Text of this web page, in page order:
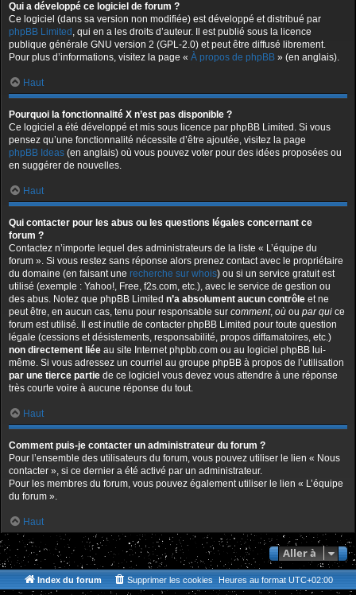
Qui a développé ce logiciel de forum ?
Ce logiciel (dans sa version non modifiée) est développé et distribué par
phpBB Limited , qui en a les droits d’auteur. Il est publié sous la licence
publique générale GNU version 2 (GPL-2.0) et peut être diffusé librement.
Pour plus d’informations, visitez la page « À propos de phpBB » (en anglais).
Haut
Pourquoi la fonctionnalité X n’est pas disponible ?
Ce logiciel a été développé et mis sous licence par phpBB Limited. Si vous
pensez qu’une fonctionnalité nécessite d’être ajoutée, visitez la page
phpBB Ideas (en anglais) où vous pouvez voter pour des idées proposées ou
en suggérer de nouvelles.
Haut
Qui contacter pour les abus ou les questions légales concernant ce
forum ?
Contactez n’importe lequel des administrateurs de la liste « L’équipe du
forum ». Si vous restez sans réponse alors prenez contact avec le propriétaire
du domaine (en faisant une recherche sur whois) ou si un service gratuit est
utilisé (exemple : Yahoo!, Free, f2s.com, etc.), avec le service de gestion ou
des abus. Notez que phpBB Limited n’a absolument aucun contrôle et ne
peut être, en aucun cas, tenu pour responsable sur comment, où ou par qui ce
forum est utilisé. Il est inutile de contacter phpBB Limited pour toute question
légale (cessions et désistements, responsabilité, propos diffamatoires, etc.)
non directement liée au site Internet phpbb.com ou au logiciel phpBB lui-
même. Si vous adressez un courriel au groupe phpBB à propos de l’utilisation
par une tierce partie de ce logiciel vous devez vous attendre à une réponse
très courte voire à aucune réponse du tout.
Haut
Comment puis-je contacter un administrateur du forum ?
Pour l’ensemble des utilisateurs du forum, vous pouvez utiliser le lien « Nous
contacter », si ce dernier a été activé par un administrateur.
Pour les membres du forum, vous pouvez également utiliser le lien « L’équipe
du forum ».
Haut
Aller à
Index du forum Heures au format UTC+02:00
Supprimer les cookies